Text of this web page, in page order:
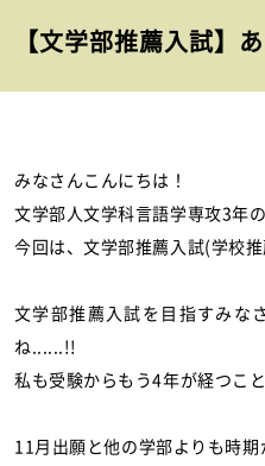
【文学部推薦入試】
みなさんこんにちは！
文学部人文学科言語学専攻3年
今回は、文学部推薦入試(学校
文学部推薦入試を目指すみな
ね......!!
私も受験からもう4年が経つこ
11月出願と他の学部よりも時